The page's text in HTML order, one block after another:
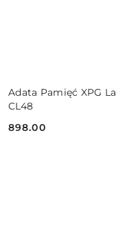
Adata Pamięć XPG
CL48
Cena:
898.00